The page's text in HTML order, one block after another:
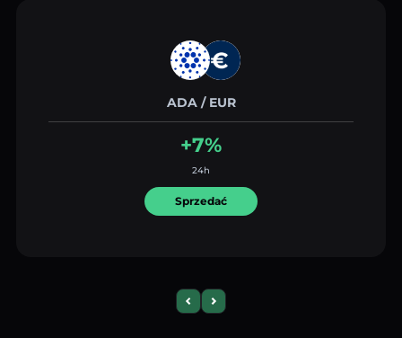
ADA / EUR
+7%
24h
Sprzedać
Previous slide
Next slide